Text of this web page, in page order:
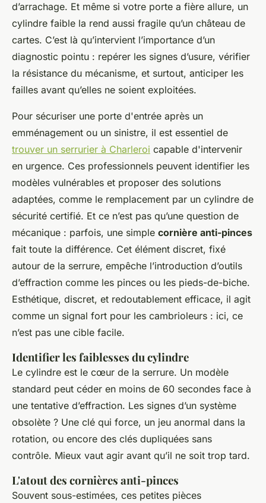
d’arrachage. Et même si votre porte a fière allure, un
cylindre faible la rend aussi fragile qu’un château de
cartes. C’est là qu’intervient l’importance d’un
diagnostic pointu : repérer les signes d’usure, vérifier
la résistance du mécanisme, et surtout, anticiper les
failles avant qu’elles ne soient exploitées.
Pour sécuriser une porte d'entrée après un
emménagement ou un sinistre, il est essentiel de
trouver un serrurier à Charleroi capable d'intervenir
en urgence. Ces professionnels peuvent identifier les
modèles vulnérables et proposer des solutions
adaptées, comme le remplacement par un cylindre de
sécurité certifié. Et ce n’est pas qu’une question de
mécanique : parfois, une simple cornière anti-pinces
fait toute la différence. Cet élément discret, fixé
autour de la serrure, empêche l’introduction d’outils
d’effraction comme les pinces ou les pieds-de-biche.
Esthétique, discret, et redoutablement efficace, il agit
comme un signal fort pour les cambrioleurs : ici, ce
n’est pas une cible facile.
Identifier les faiblesses du cylindre
Le cylindre est le cœur de la serrure. Un modèle
standard peut céder en moins de 60 secondes face à
une tentative d’effraction. Les signes d’un système
obsolète ? Une clé qui force, un jeu anormal dans la
rotation, ou encore des clés dupliquées sans
contrôle. Mieux vaut agir avant qu’il ne soit trop tard.
L'atout des cornières anti-pinces
Souvent sous-estimées, ces petites pièces